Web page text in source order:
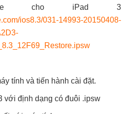
cho iPad 3
ios8.3/031-14993-20150408-
tính và tiến hành cài đặt.
với định dạng có đuôi .ipsw